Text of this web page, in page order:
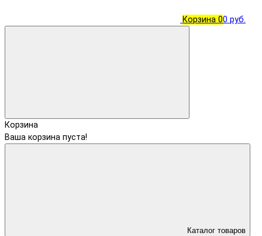
Корзина 00 руб.
Корзина
Ваша корзина пуста!
Каталог товаров